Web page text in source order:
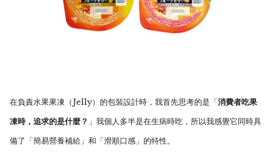
在負責水果果凍（Jelly）的包裝設計時，我首先思考的是「消費者吃果
凍時，追求的是什麼？ 」我個人多半是在生病時吃，所以我感覺它同時具
備了「簡易營養補給」和「滑順口感」的特性。